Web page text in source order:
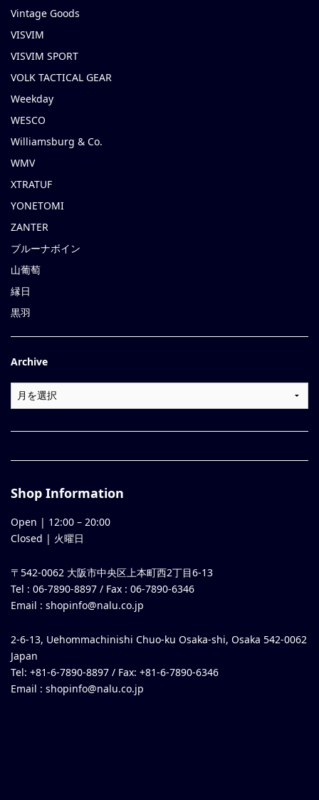
Vintage Goods
VISVIM
VISVIM SPORT
VOLK TACTICAL GEAR
Weekday
WESCO
Williamsburg & Co.
WMV
XTRATUF
YONETOMI
ZANTER
ブルーナボイン
山葡萄
縁日
黒羽
Archive
Shop Information
Open | 12:00 – 20:00
Closed | 火曜日
〒542-0062 大阪市中央区上本町西2丁目6-13
Tel : 06-7890-8897 / Fax : 06-7890-6346
Email : shopinfo@nalu.co.jp
2-6-13, Uehommachinishi Chuo-ku Osaka-shi, Osaka 542-0062
Japan
Tel: +81-6-7890-8897 / Fax: +81-6-7890-6346
Email : shopinfo@nalu.co.jp